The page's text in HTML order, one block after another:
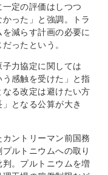
定の評価はしつつ
った」と強調。トラ
減らす計画の必要に
ったという。
力協定に関しては
う感触を受けた」と指
る改定は避けたい方
となる公算が大き
ントリーマン前国務
ルトニウムへの取り
。プルトニウムを増